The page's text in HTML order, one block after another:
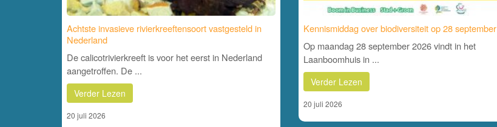
Achtste invasieve rivierkreeftensoort vastgesteld in
Nederland
De calicotrivierkreeft is voor het eerst in Nederland
aangetroffen. De ...
Verder Lezen
20 juli 2026
Kennismiddag over biodiversiteit op 28 september
Op maandag 28 september 2026 vindt in het
Laanboomhuis in ...
Verder Lezen
20 juli 2026